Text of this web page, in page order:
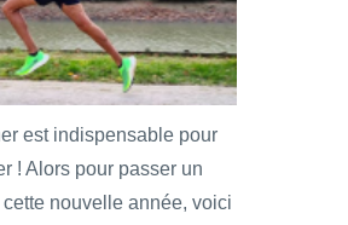
est indispensable pour
! Alors pour passer un
nouvelle année, voici